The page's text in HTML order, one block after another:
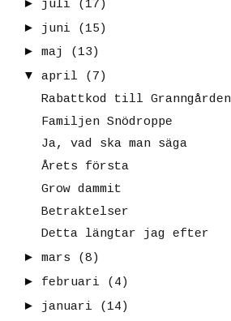
► juli
(17)
► juni
(15)
► maj
(13)
▼
april
(7)
Rabattkod till Granngården
Familjen Snödroppe
Ja, vad ska man säga
Årets första
Grow dammit
Betraktelser
Detta längtar jag efter
► mars
(8)
► februari
(4)
► januari
(14)